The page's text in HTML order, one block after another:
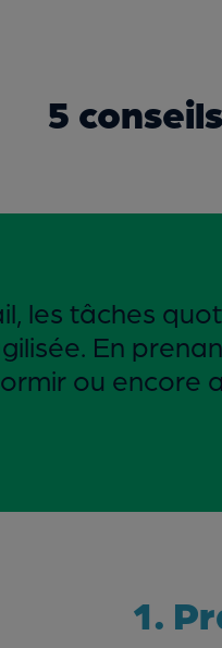
5
les tâches
En
ou encore
1.